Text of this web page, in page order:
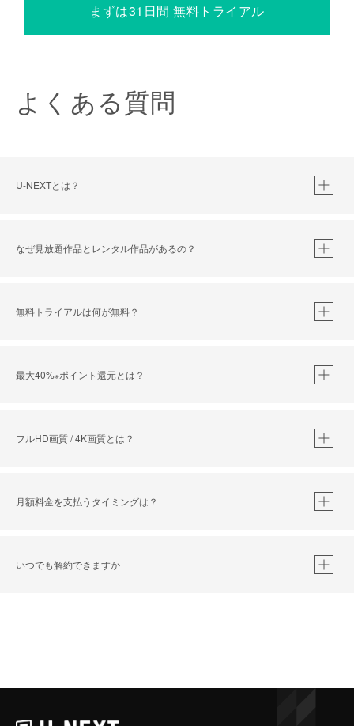
まずは31日間 無料トライアル
よくある質問
U-NEXTとは？
なぜ見放題作品とレンタル作品があるの？
無料トライアルは何が無料？
最大40%※ポイント還元とは？
※40％ポイント還元の対象は、クレジットカード決済による作品の購入 / レンタルです。
iOSアプリのUコイン決済による作品の購入 / レンタルは、20％のポイント還元です。
フルHD画質 / 4K画質とは？
月額料金を支払うタイミングは？
いつでも解約できますか